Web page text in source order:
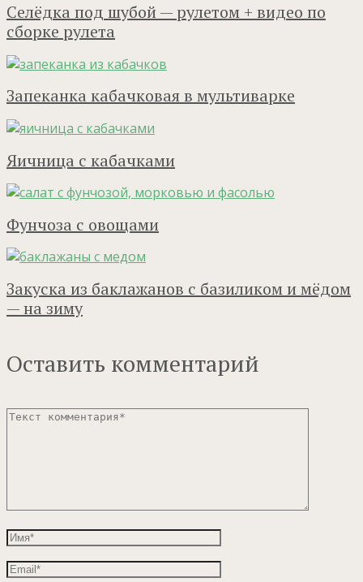
Селёдка под шубой — рулетом + видео по
сборке рулета
Запеканка кабачковая в мультиварке
Яичница с кабачками
Фунчоза с овощами
Закуска из баклажанов с базиликом и мёдом
— на зиму
Оставить комментарий